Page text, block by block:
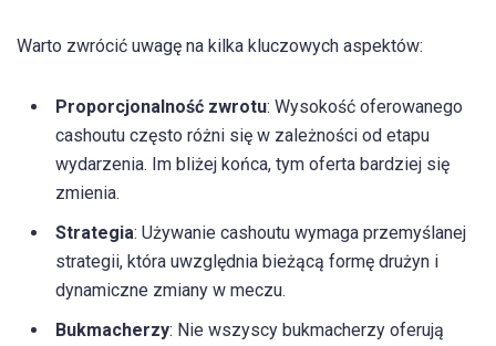
Warto zwrócić uwagę na kilka kluczowych aspektów:
Proporcjonalność zwrotu: Wysokość oferowanego
cashoutu często różni się w zależności od etapu
wydarzenia. Im bliżej końca, tym oferta bardziej się
zmienia.
Strategia: Używanie cashoutu wymaga przemyślanej
strategii, która uwzględnia bieżącą formę drużyn i
dynamiczne zmiany w meczu.
Bukmacherzy: Nie wszyscy bukmacherzy oferują